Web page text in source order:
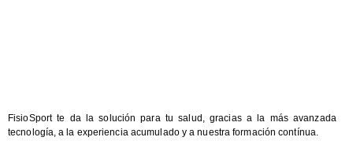
FisioSport te da la solución para tu salud, gracias a la más avanzada
tecnología, a la experiencia acumulado y a nuestra formación contínua.